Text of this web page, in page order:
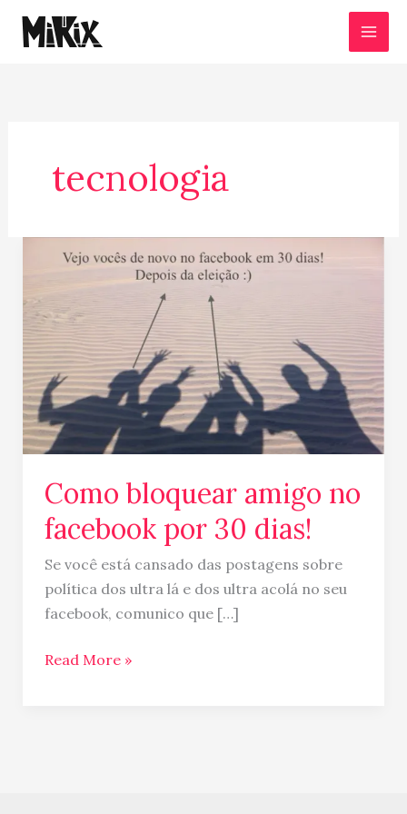
para
tecnologia
Como bloquear amigo no
facebook por 30 dias!
Se você está cansado das postagens sobre
política dos ultra lá e dos ultra acolá no seu
facebook, comunico que […]
Como
amigo
no
facebook
por
30
dias!
Read More »